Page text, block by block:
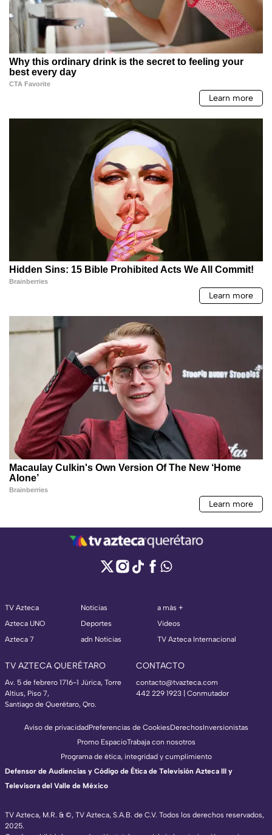
TV Azteca
Azteca UNO
Azteca 7
Noticias
Deportes
adn Noticias
a más +
Videos
TV Azteca Internacional
TV AZTECA QUERÉTARO
Av. 5 de febrero 1716-1 Júrica, Torre
Altius, Piso 7,
Santiago de Querétaro, Qro.
CONTACTO
contacto@tvazteca.com
442 229 1923 | Conmutador
TV Azteca, M.R. & ©, TV Azteca, S.A.B. de C.V. Todos los derechos reservados,
2025.
Aviso de privacidadPreferencias de CookiesDerechosInversionistas
Promo EspacioTrabaja con nosotros
Programa de ética, integridad y cumplimiento
Defensor de Audiencias y Código de Ética de Televisión Azteca III y
Televisora del Valle de México